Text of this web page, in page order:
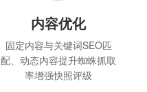
内容优化
固定内容与关键词SEO匹
配、动态内容提升蜘蛛抓取
率增强快照评级